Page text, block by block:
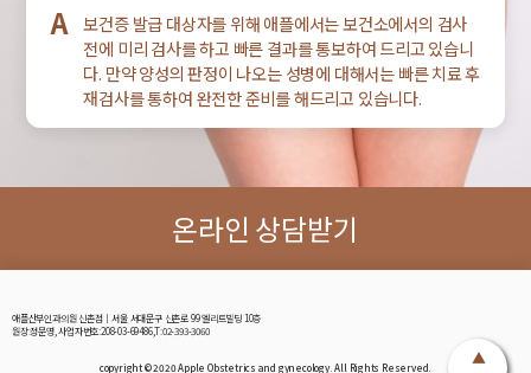
A
보건증 발급 대상자를 위해 애플에서는 보건소에서의 검사
전에 미리 검사를 하고 빠른 결과를 통보하여 드리고 있습니
다. 만약 양성의 판정이 나오는 성병에 대해서는 빠른 치료 후
재검사를 통하여 완전한 준비를 해드리고 있습니다.
온라인 상담받기
애플산부인과의원 신촌점│서울 서대문구 신촌로 99 엘리트빌딩 10층
원장:정문영, 사업자번호:208-03-69486,T:02-393-3060
copyright © 2020 Apple Obstetrics and gynecology. All Rights Reserved.
▲